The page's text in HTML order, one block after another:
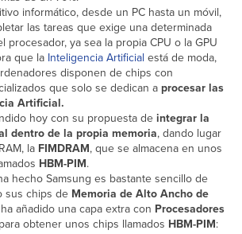
informático, desde un PC hasta un móvil,
las tareas que exige una determinada
procesador, ya sea la propia CPU o la GPU
que la Inteligencia Artificial está de moda,
disponen de chips con
que solo se dedican a procesar las
Artificial.
hoy con su propuesta deintegrar la
dentro de la propia memoria, dando lugar
la FIMDRAM, que se almacena en unos
HBM-PIM.
hecho Samsung es bastante sencillo de
sus chips de Memoria de Alto Ancho de
añadido una capa extra con Procesadores
obtener unos chips llamados HBM-PIM: